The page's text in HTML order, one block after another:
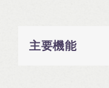
主要機能